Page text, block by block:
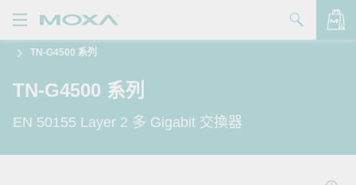
品
決方案
援
TN-G4500 系列
TN-G4500 系列
EN 50155 Layer 2 多 Gigabit 交換器
查看詢價明細